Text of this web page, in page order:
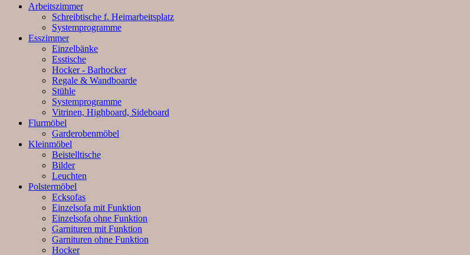
Arbeitszimmer
Schreibtische f. Heimarbeitsplatz
Systemprogramme
Esszimmer
Einzelbänke
Esstische
Hocker - Barhocker
Regale & Wandboarde
Stühle
Systemprogramme
Vitrinen, Highboard, Sideboard
Flurmöbel
Garderobenmöbel
Kleinmöbel
Beistelltische
Bilder
Leuchten
Polstermöbel
Ecksofas
Einzelsofa mit Funktion
Einzelsofa ohne Funktion
Garnituren mit Funktion
Garnituren ohne Funktion
Hocker